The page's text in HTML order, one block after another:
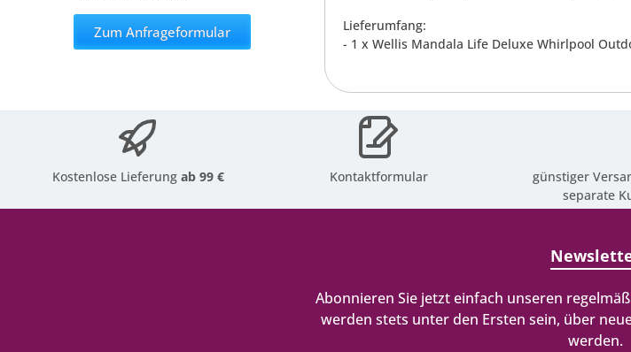
Zum Anfrageformular
Lieferumfang:
- 1 x Wellis Mandala Life Deluxe Whirlpool
Kostenlose Lieferungab 99 € Kontaktformular günstiger
separate
Abonnieren Sie jetzt einfach unseren
werden stets unter den Ersten sein, über
werden.